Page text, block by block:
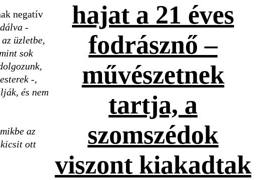
negatív
-
üzletbe,
sok
-,
és nem
az
kicsit ott
hajat a 21 éves
fodrásznő –
művészetnek
tartja, a
szomszédok
viszont kiakadtak